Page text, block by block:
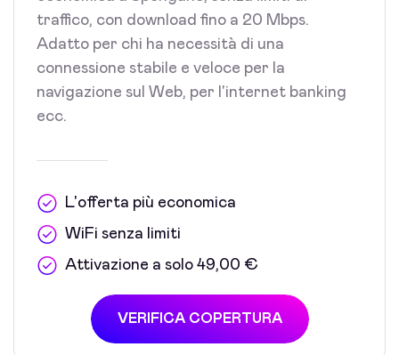
traffico, con download fino a 20 Mbps.
Adatto per chi ha necessità di una
connessione stabile e veloce per la
navigazione sul Web, per l'internet banking
ecc.
L'offerta più economica
WiFi senza limiti
Attivazione a solo 49,00 €
VERIFICA COPERTURA